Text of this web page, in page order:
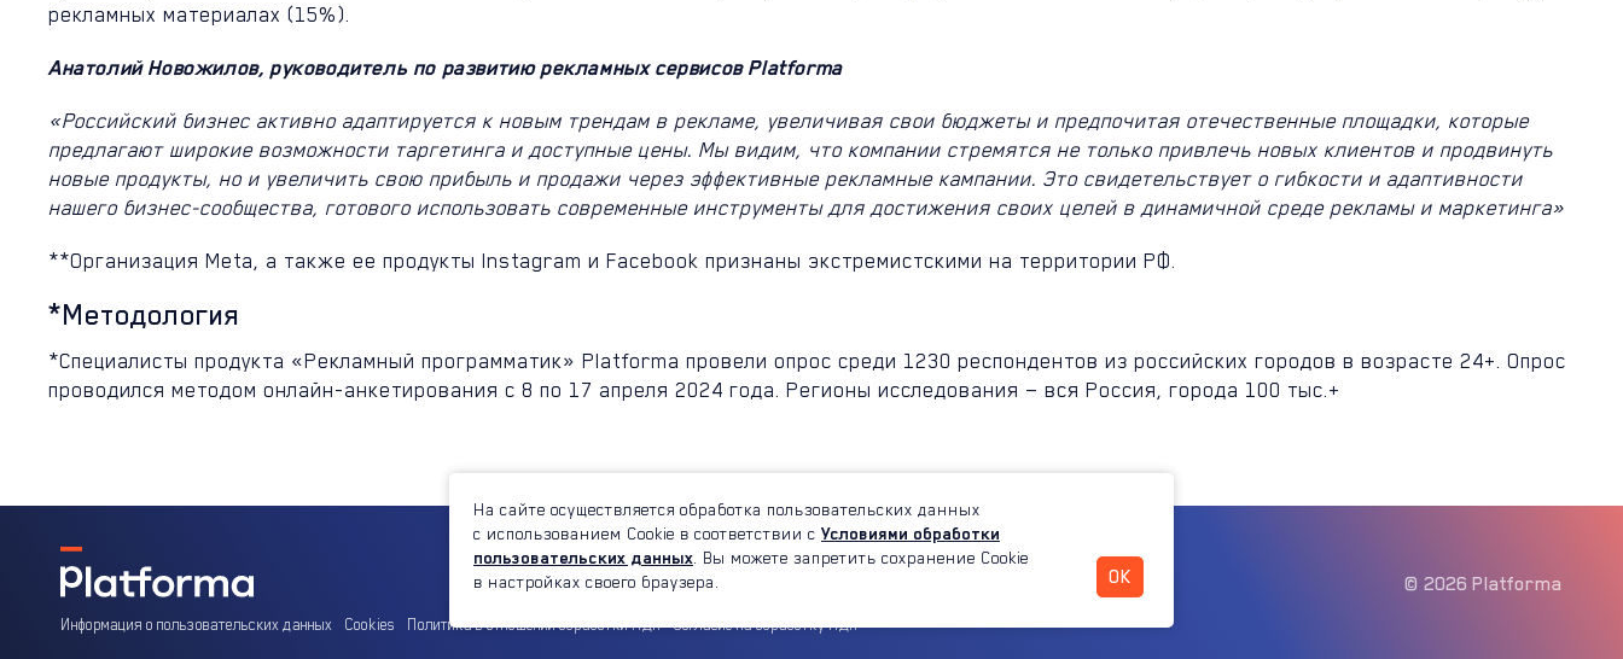
рекламных материалах (15%).
Анатолий Новожилов, руководитель по развитию рекламных сервисов Platforma
«Российский бизнес активно адаптируется к новым трендам в рекламе, увеличивая свои бюджеты и предпочитая отечественные площадки, которые
предлагают широкие возможности таргетинга и доступные цены. Мы видим, что компании стремятся не только привлечь новых клиентов и продвинуть
новые продукты, но и увеличить свою прибыль и продажи через эффективные рекламные кампании. Это свидетельствует о гибкости и адаптивности
нашего бизнес-сообщества, готового использовать современные инструменты для достижения своих целей в динамичной среде рекламы и маркетинга»
**Организация Meta, а также ее продукты Instagram и Facebook признаны экстремистскими на территории РФ.
*Методология
*Специалисты продукта «Рекламный программатик» Platforma провели опрос среди 1230 респондентов из российских городов в возрасте 24+. Опрос
проводился методом онлайн-анкетирования с 8 по 17 апреля 2024 года. Регионы исследования — вся Россия, города 100 тыс.+
Информация о пользовательских данных Cookies Политика в отношении обработки ПДн Согласие на обработку ПДн
© 2026 Platforma
На сайте осуществляется обработка пользовательских данных
с использованием Cookie в соответствии с Условиями обработки
пользовательских данных . Вы можете запретить сохранение Cookie
в настройках своего браузера.
OK